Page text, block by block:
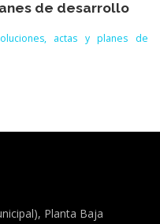
de desarrollo
actas y planes de
Planta Baja